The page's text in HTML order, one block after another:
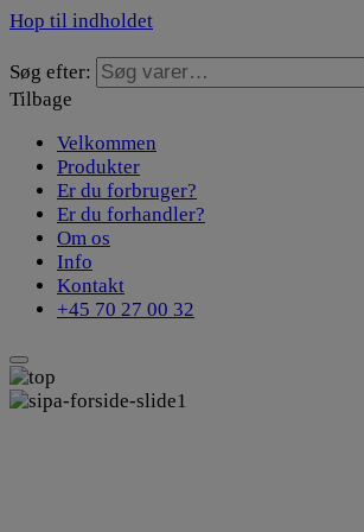
Hop til indholdet
Søg efter:
Tilbage
Velkommen
Produkter
Er du forbruger?
Er du forhandler?
Om os
Info
Kontakt
+45 70 27 00 32